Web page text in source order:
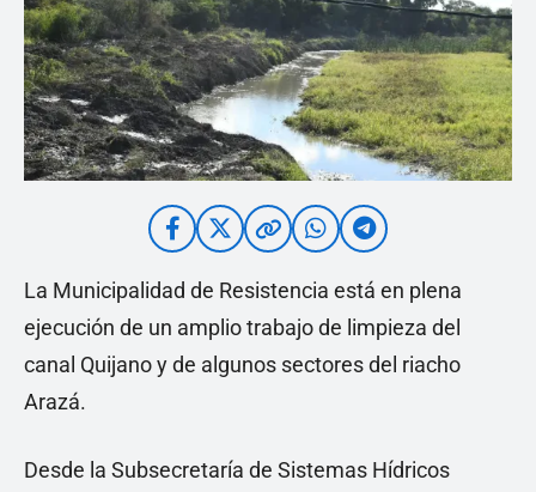
La Municipalidad de Resistencia está en plena
ejecución de un amplio trabajo de limpieza del
canal Quijano y de algunos sectores del riacho
Arazá.
Desde la Subsecretaría de Sistemas Hídricos